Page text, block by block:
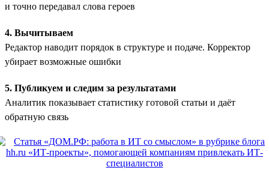
и точно передавал слова героев
4. Вычитываем
Редактор наводит порядок в структуре и подаче. Корректор
убирает возможные ошибки
5. Публикуем и следим за результатами
Аналитик показывает статистику готовой статьи и даёт
обратную связь